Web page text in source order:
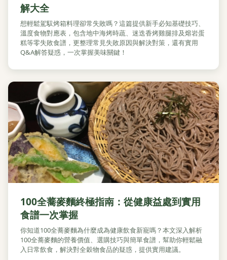
解大全
想輕鬆駕馭烤箱料理卻常失敗嗎？這篇提供新手必知基礎技巧、
溫度食物對應表，包含地中海烤時蔬、迷迭香烤雞腿排及熔岩蛋
糕等零失敗食譜，更整理常見失敗原因與解決對策，還有實用
Q&A解答疑惑，一次掌握美味關鍵！
100全蕎麥麵終極指南：從健康益處到實用
食譜一次掌握
你知道100全蕎麥麵為什麼成為健康飲食新寵嗎？本文深入解析
100全蕎麥麵的營養價值、選購技巧與簡單食譜，幫助你輕鬆融
入日常飲食，解決對全穀物食品的疑惑，提供實用建議。